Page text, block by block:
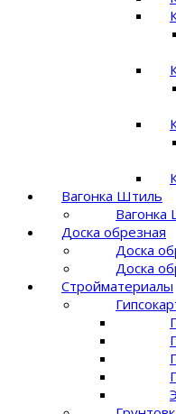
Вагонка Штиль
Вагонка
Доска обрезная
Доска
Доска
Стройматериалы